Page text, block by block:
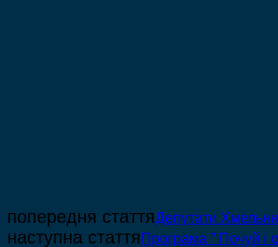
попередня статтяДепутати
наступна статтяПрограма ” Почуй і